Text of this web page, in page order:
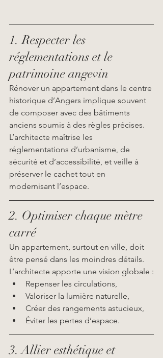
1. Respecter les
réglementations et le
patrimoine angevin
Rénover un appartement dans le centre
historique d’Angers implique souvent
de composer avec des bâtiments
anciens soumis à des règles précises.
L’architecte maîtrise les
réglementations d’urbanisme, de
sécurité et d’accessibilité, et veille à
préserver le cachet tout en
modernisant l’espace.
2. Optimiser chaque mètre
carré
Un appartement, surtout en ville, doit
être pensé dans les moindres détails.
L’architecte apporte une vision globale :
Repenser les circulations,
Valoriser la lumière naturelle,
Créer des rangements astucieux,
Éviter les pertes d’espace.
3. Allier esthétique et